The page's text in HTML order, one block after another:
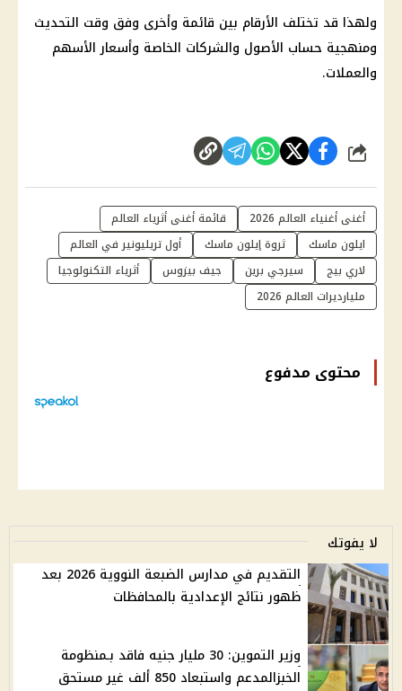
ولهذا قد تختلف الأرقام بين قائمة وأخرى وفق وقت التحديث
ومنهجية حساب الأصول والشركات الخاصة وأسعار الأسهم
والعملات.
شارك
أغنى أغنياء العالم 2026
قائمة أغنى أثرياء العالم
ايلون ماسك
ثروة إيلون ماسك
أول تريليونير في العالم
لاري بيج
سيرجي برين جيف بيزوس
أثرياء التكنولوجيا
مليارديرات العالم 2026
محتوى مدفوع
لا يفوتك
التقديم في مدارس الضبعة النووية 2026 بعد
ظهور نتائج الإعدادية بالمحافظات
وزير التموين: 30 مليار جنيه فاقد بـمنظومة
الخبزالمدعم واستبعاد 850 ألف غير مستحق